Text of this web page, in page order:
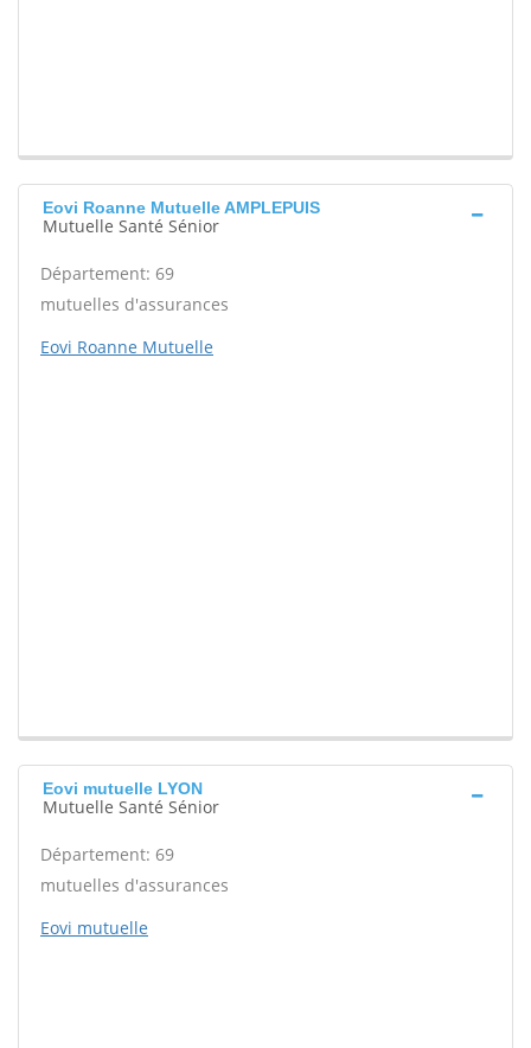
Eovi Roanne Mutuelle AMPLEPUIS
Mutuelle Santé Sénior
Département: 69
mutuelles d'assurances
Eovi Roanne Mutuelle
Eovi mutuelle LYON
Mutuelle Santé Sénior
Département: 69
mutuelles d'assurances
Eovi mutuelle